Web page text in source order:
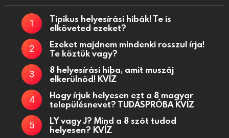
Tipikus helyesírási hibák! Te is
elköveted ezeket?
Ezeket majdnem mindenki rosszul írja!
Te köztük vagy?
8 helyesírási hiba, amit muszáj
elkerülnöd! KVÍZ
Hogy írjuk helyesen ezt a 8 magyar
településnevet? TUDÁSPRÓBA KVÍZ
LY vagy J? Mind a 8 szót tudod
helyesen? KVÍZ